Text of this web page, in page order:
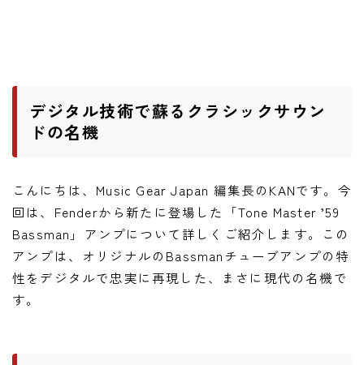
ギターアンプ
ベースアンプ
その他機材
ヘッドフォン
アプリ
レコーディング・DTM/DAW
デジタル技術で蘇るクラシックサウン
ドの名機
こんにちは、Music Gear Japan 編集長のKANです。今
回は、Fenderから新たに登場した「Tone Master ’59
Bassman」アンプについて詳しくご紹介します。この
アンプは、オリジナルのBassmanチューブアンプの特
性をデジタルで忠実に再現した、まさに現代の名機で
す。